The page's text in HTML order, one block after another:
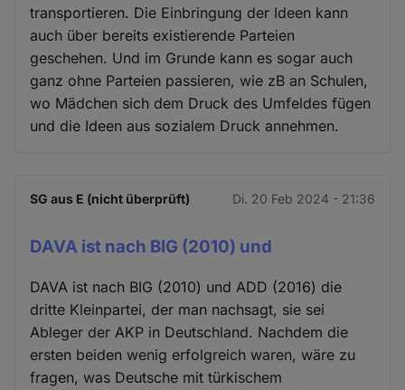
transportieren. Die Einbringung der Ideen kann
auch über bereits existierende Parteien
geschehen. Und im Grunde kann es sogar auch
ganz ohne Parteien passieren, wie zB an Schulen,
wo Mädchen sich dem Druck des Umfeldes fügen
und die Ideen aus sozialem Druck annehmen.
SG aus E (nicht überprüft) Di. 20 Feb 2024 - 21:36
DAVA ist nach BIG (2010) und
DAVA ist nach BIG (2010) und ADD (2016) die
dritte Kleinpartei, der man nachsagt, sie sei
Ableger der AKP in Deutschland. Nachdem die
ersten beiden wenig erfolgreich waren, wäre zu
fragen, was Deutsche mit türkischem